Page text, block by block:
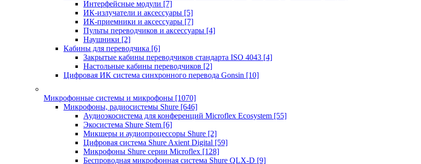
Интерфейсные модули [7]
ИК-излучатели и аксессуары [5]
ИК-приемники и аксессуары [7]
Пульты переводчиков и аксессуары [4]
Наушники [2]
Кабины для переводчика [6]
Закрытые кабины переводчиков стандарта ISO 4043 [4]
Настольные кабины переводчиков [2]
Цифровая ИК система синхронного перевода Gonsin [10]
Микрофонные системы и микрофоны [1070]
Микрофоны, радиосистемы Shure [646]
Аудиоэкосистема для конференций Microflex Ecosystem [55]
Экосистема Shure Stem [6]
Микшеры и аудиопроцессоры Shure [2]
Цифровая система Shure Axient Digital [59]
Микрофоны Shure серии Microflex [128]
Беспроводная микрофонная система Shure QLX-D [9]